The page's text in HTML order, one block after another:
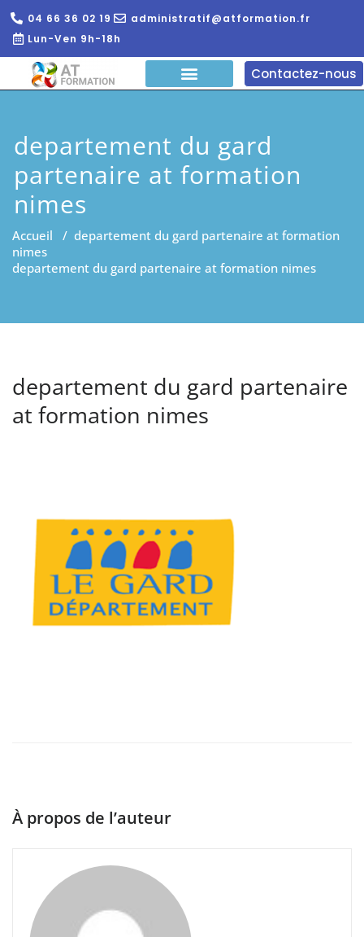
04 66 36 02 19
administratif@atformation.fr
Lun-Ven 9h-18h
Contactez-nous
departement du gard
partenaire at formation
nimes
Accueil / departement du gard partenaire at formation
nimes
departement du gard partenaire at formation nimes
departement du gard partenaire
at formation nimes
À propos de l’auteur